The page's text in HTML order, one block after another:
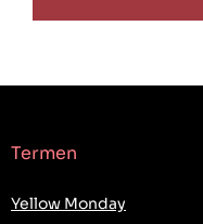
Termen
Yellow Monday